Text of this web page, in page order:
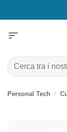
ai
sort
Cerca:
Personal Tech /